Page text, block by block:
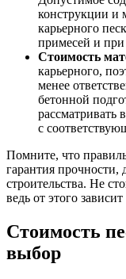
конструкции и
карьерного
примесей и при
Стоимость
карьерного,
менее
бетонной
рассматривать
с
Помните, что
гарантия прочности,
строительства. Не
ведь от этого
Стоимость
выбор